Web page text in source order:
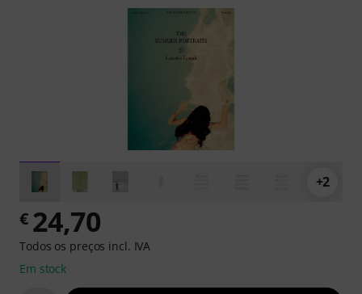
+2
€ 24,70
Todos os preços incl. IVA
Em stock